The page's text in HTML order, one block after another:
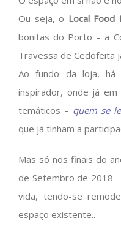
Ou seja, o Local Food
bonitas do Porto – a
Travessa de Cedofeita
Ao fundo da loja, há
inspirador, onde já
temáticos – quem se
que já tinham a
Mas só nos finais do
de Setembro de 2018
vida, tendo-se
espaço existente..